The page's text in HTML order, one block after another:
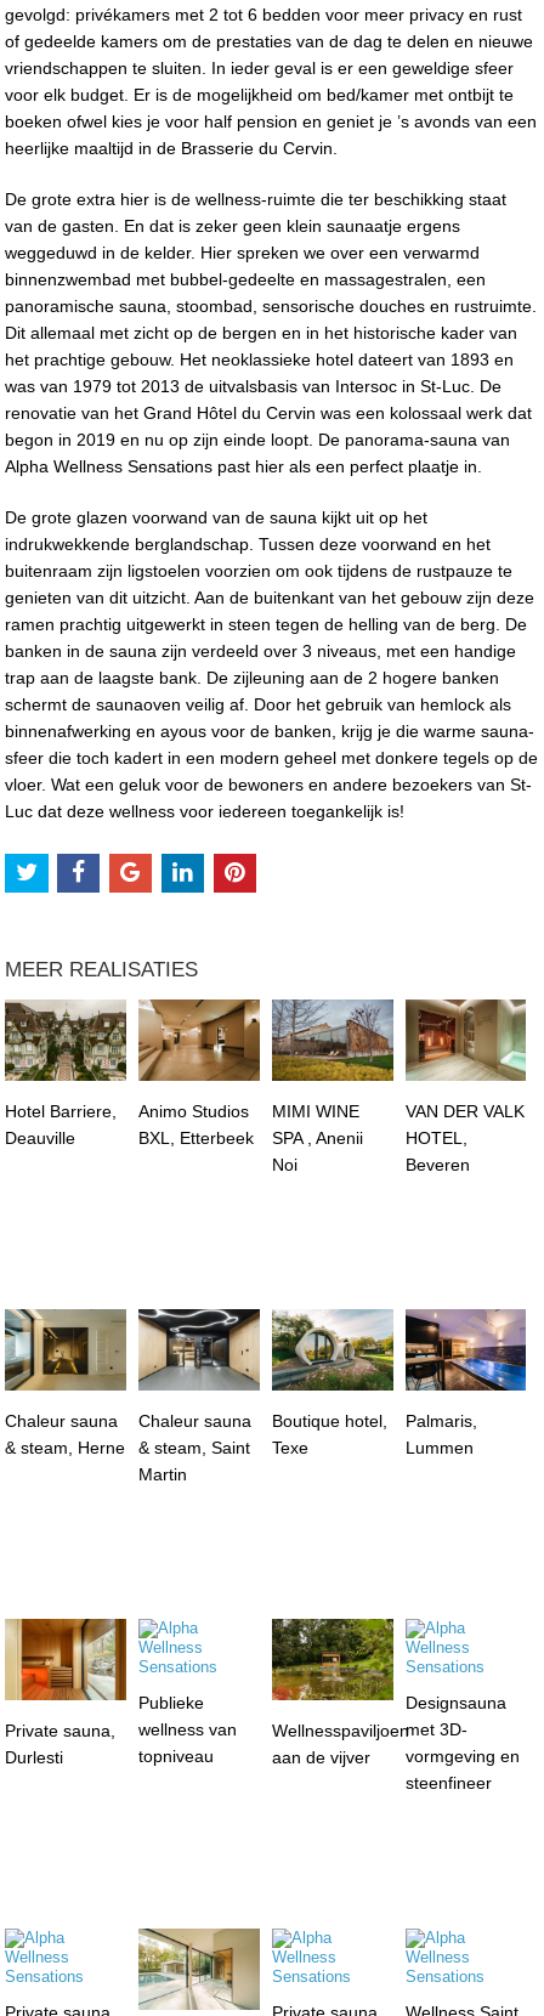
gevolgd: privékamers met 2 tot 6 bedden voor meer privacy en rust
of gedeelde kamers om de prestaties van de dag te delen en nieuwe
vriendschappen te sluiten. In ieder geval is er een geweldige sfeer
voor elk budget. Er is de mogelijkheid om bed/kamer met ontbijt te
boeken ofwel kies je voor half pension en geniet je ’s avonds van een
heerlijke maaltijd in de Brasserie du Cervin.
De grote extra hier is de wellness-ruimte die ter beschikking staat
van de gasten. En dat is zeker geen klein saunaatje ergens
weggeduwd in de kelder. Hier spreken we over een verwarmd
binnenzwembad met bubbel-gedeelte en massagestralen, een
panoramische sauna, stoombad, sensorische douches en rustruimte.
Dit allemaal met zicht op de bergen en in het historische kader van
het prachtige gebouw. Het neoklassieke hotel dateert van 1893 en
was van 1979 tot 2013 de uitvalsbasis van Intersoc in St-Luc. De
renovatie van het Grand Hôtel du Cervin was een kolossaal werk dat
begon in 2019 en nu op zijn einde loopt. De panorama-sauna van
Alpha Wellness Sensations past hier als een perfect plaatje in.
De grote glazen voorwand van de sauna kijkt uit op het
indrukwekkende berglandschap. Tussen deze voorwand en het
buitenraam zijn ligstoelen voorzien om ook tijdens de rustpauze te
genieten van dit uitzicht. Aan de buitenkant van het gebouw zijn deze
ramen prachtig uitgewerkt in steen tegen de helling van de berg. De
banken in de sauna zijn verdeeld over 3 niveaus, met een handige
trap aan de laagste bank. De zijleuning aan de 2 hogere banken
schermt de saunaoven veilig af. Door het gebruik van hemlock als
binnenafwerking en ayous voor de banken, krijg je die warme sauna-
sfeer die toch kadert in een modern geheel met donkere tegels op de
vloer. Wat een geluk voor de bewoners en andere bezoekers van St-
Luc dat deze wellness voor iedereen toegankelijk is!
MEER REALISATIES
Hotel Barriere,
Deauville
Animo Studios
BXL, Etterbeek
MIMI WINE
SPA , Anenii
Noi
VAN DER VALK
HOTEL,
Beveren
Chaleur sauna
& steam, Herne
Chaleur sauna
& steam, Saint
Martin
Boutique hotel,
Texe
Palmaris,
Lummen
Private sauna,
Durlesti
Publieke
wellness van
topniveau
Wellnesspaviljoen
aan de vijver
Designsauna
met 3D-
vormgeving en
steenfineer
Private sauna, Private sauna, Wellness Saint